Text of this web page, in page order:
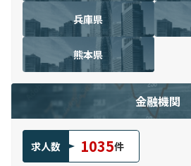
兵庫県
熊本県
金融機関
求人数 1035件